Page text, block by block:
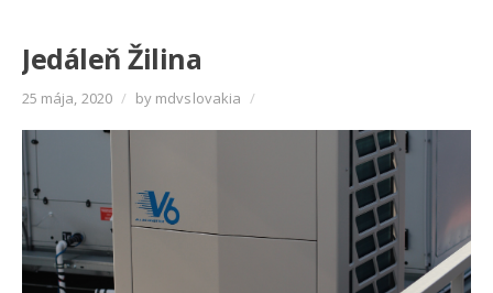
Jedáleň Žilina
25 mája, 2020 / by mdvslovakia /